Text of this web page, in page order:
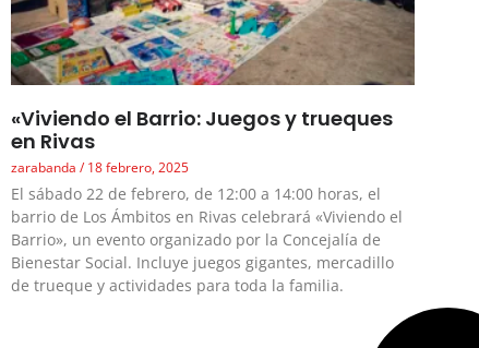
«Viviendo el Barrio: Juegos y trueques
en Rivas
zarabanda 18 febrero, 2025
El sábado 22 de febrero, de 12:00 a 14:00 horas, el
barrio de Los Ámbitos en Rivas celebrará «Viviendo el
Barrio», un evento organizado por la Concejalía de
Bienestar Social. Incluye juegos gigantes, mercadillo
de trueque y actividades para toda la familia.